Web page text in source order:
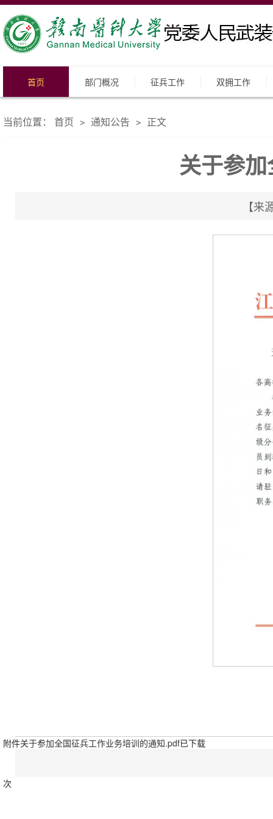
首页 部门概况 征兵工作 双拥工作
当前位置： 首页 > 通知公告 > 正文
关于参
【
附件关于参加全国征兵工作业务培训的通知.pdf已下载
次